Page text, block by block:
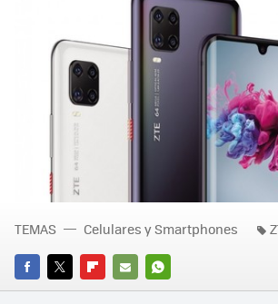
FACEBOOK
TWITTERFLIPBOARD
E-
WHATSAPP
TEMAS Celulares y Smartphones